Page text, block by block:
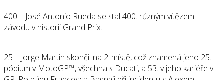
400 – José Antonio Rueda se stal 400. různým vítězem
závodu v historii Grand Prix.
25 – Jorge Martin skončil na 2. místě, což znamená jeho 25.
pódium v MotoGP™️, všechna s Ducati, a 53. v jeho kariéře v